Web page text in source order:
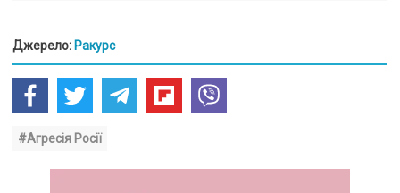
Джерело: Ракурс
#Агресія Росії